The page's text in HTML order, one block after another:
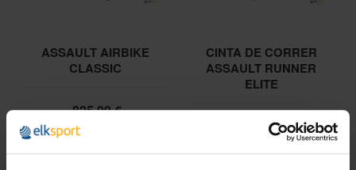
ASSAULT AIRBIKE
CLASSIC
825,99 €
999,45 €
CINTA DE CORRER
ASSAULT RUNNER
ELITE
3.999,99 €